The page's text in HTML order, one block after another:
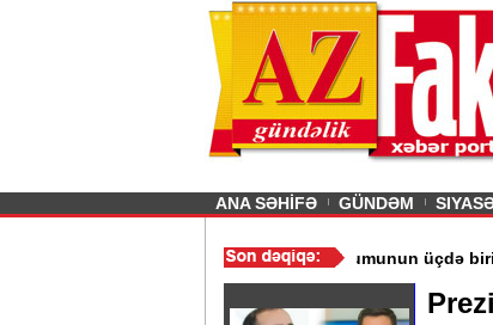
Previous
ANA SƏHİFƏ GÜNDƏM
- 49 milyon insan ac qala bilər/“Wildberries” anbar